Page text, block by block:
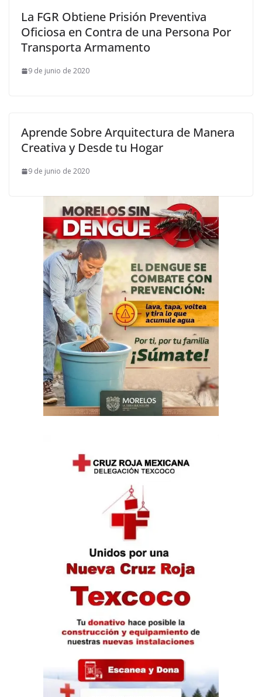
La FGR Obtiene Prisión Preventiva
Oficiosa en Contra de una Persona Por
Transporta Armamento
9 de junio de 2020
Aprende Sobre Arquitectura de Manera
Creativa y Desde tu Hogar
9 de junio de 2020